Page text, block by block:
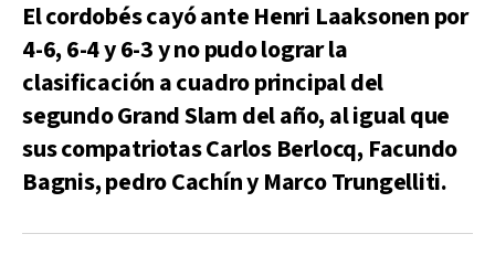
El cordobés cayó ante Henri Laaksonen por
4-6, 6-4 y 6-3 y no pudo lograr la
clasificación a cuadro principal del
segundo Grand Slam del año, al igual que
sus compatriotas Carlos Berlocq, Facundo
Bagnis, pedro Cachín y Marco Trungelliti.